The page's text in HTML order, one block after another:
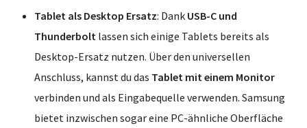
Tablet als Desktop Ersatz: Dank USB-C und
Thunderbolt lassen sich einige Tablets bereits als
Desktop-Ersatz nutzen. Über den universellen
Anschluss, kannst du das Tablet mit einem Monitor
verbinden und als Eingabequelle verwenden. Samsung
bietet inzwischen sogar eine PC-ähnliche Oberfläche